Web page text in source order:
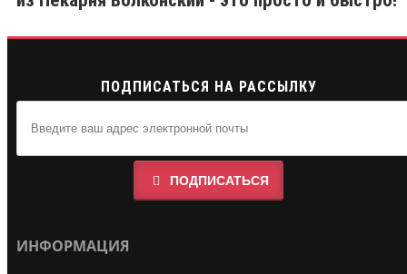
ПОДПИСАТЬСЯ НА РАССЫЛКУ
ПОДПИСАТЬСЯ
ИНФОРМАЦИЯ